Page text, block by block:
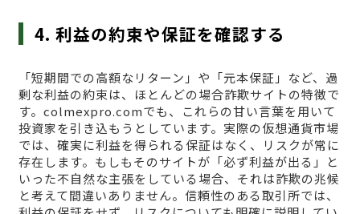
4. 利益の約束や保証を確認する
「短期間での高額なリターン」や「元本保証」など、過
剰な利益の約束は、ほとんどの場合詐欺サイトの特徴で
す。colmexpro.comでも、これらの甘い言葉を用いて
投資家を引き込もうとしています。実際の仮想通貨市場
では、確実に利益を得られる保証はなく、リスクが常に
存在します。もしもそのサイトが「必ず利益が出る」と
いった不自然な主張をしている場合、それは詐欺の兆候
と考えて間違いありません。信頼性のある取引所では、